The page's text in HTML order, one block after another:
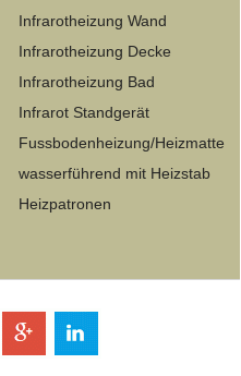
Infrarotheizung Wand
Infrarotheizung Decke
Infrarotheizung Bad
Infrarot Standgerät
Fussbodenheizung/Heizmatte
wasserführend mit Heizstab
Heizpatronen